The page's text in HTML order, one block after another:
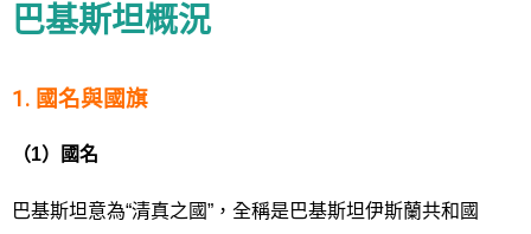
巴基斯坦概況
1. 國名與國旗
（1）國名
巴基斯坦意為“清真之國”，全稱是巴基斯坦伊斯蘭共和國